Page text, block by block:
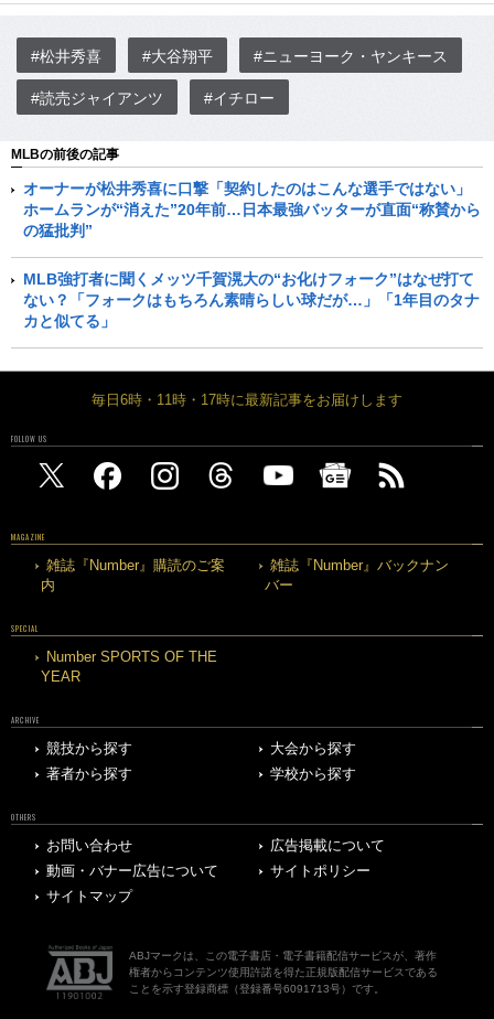
#松井秀喜 #大谷翔平 #ニューヨーク・ヤンキース
#読売ジャイアンツ #イチロー
MLBの前後の記事
オーナーが松井秀喜に口撃「契約したのはこんな選手ではない」
ホームランが“消えた”20年前…日本最強バッターが直面“称賛から
の猛批判”
MLB強打者に聞くメッツ千賀滉大の“お化けフォーク”はなぜ打て
ない？「フォークはもちろん素晴らしい球だが…」「1年目のタナ
カと似てる」
毎日6時・11時・17時に最新記事をお届けします
FOLLOW US
MAGAZINE
雑誌『Number』購読のご案
内
雑誌『Number』バックナン
バー
SPECIAL
Number SPORTS OF THE
YEAR
ARCHIVE
競技から探す
大会から探す
著者から探す
学校から探す
OTHERS
お問い合わせ
広告掲載について
動画・バナー広告について
サイトポリシー
サイトマップ
ABJマークは、この電子書店・電子書籍配信サービスが、著作
権者からコンテンツ使用許諾を得た正規版配信サービスである
ことを示す登録商標（登録番号6091713号）です。